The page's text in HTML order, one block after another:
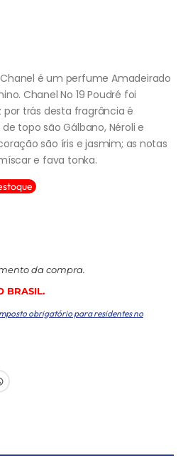
Chanel é um perfume Amadeirado
Chanel No 19 Poudré foi
por trás desta fragrância é
topo são Gálbano, Néroli e
são íris e jasmim; as notas
e fava tonka.
da compra.
BRASIL.
obrigatório para residentes no